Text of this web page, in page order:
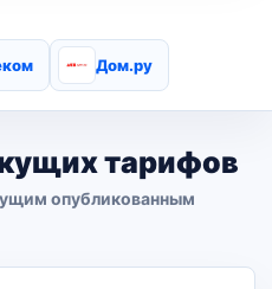
Дом.ру
тарифов
опубликованным